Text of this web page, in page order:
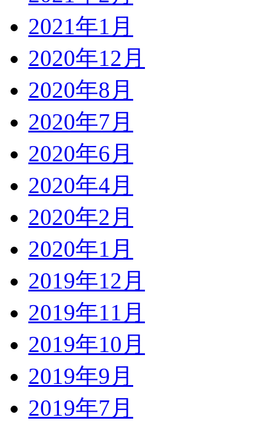
2021年1月
2020年12月
2020年8月
2020年7月
2020年6月
2020年4月
2020年2月
2020年1月
2019年12月
2019年11月
2019年10月
2019年9月
2019年7月